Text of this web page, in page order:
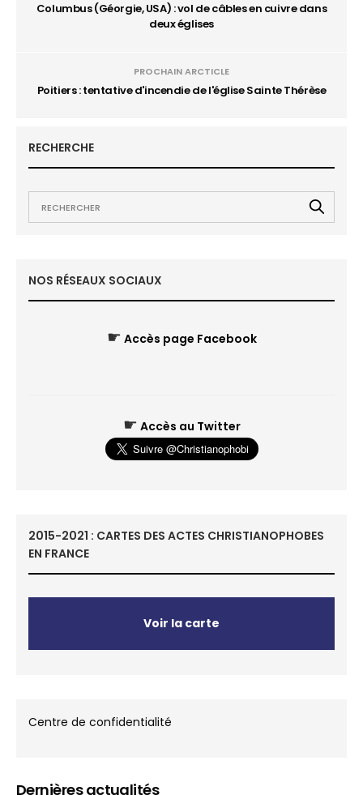
Columbus (Géorgie, USA) : vol de câbles en cuivre dans
deux églises
PROCHAIN ARCTICLE
Poitiers : tentative d'incendie de l'église Sainte Thérèse
RECHERCHE
NOS RÉSEAUX SOCIAUX
☛ Accès page Facebook
☛ Accès au Twitter
2015-2021 : CARTES DES ACTES CHRISTIANOPHOBES
EN FRANCE
Voir la carte
Centre de confidentialité
Dernières actualités